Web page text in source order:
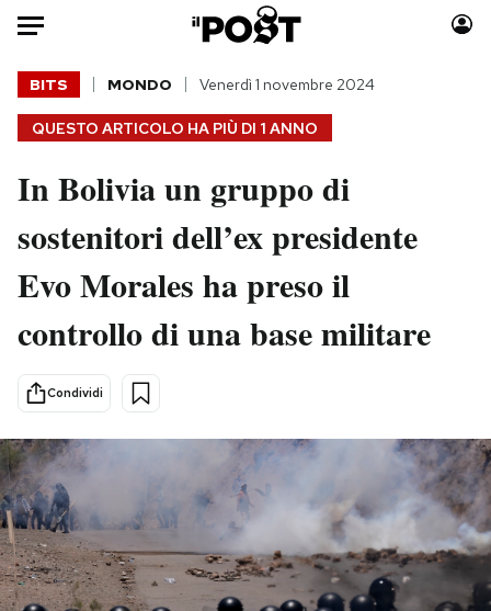
Auto
HOME
Italia
Politica
Tecnologia
Scienza
Cultura
Economia
Sport
Moda
Consumismi
Storie/Idee
Media
Mondiali calcio 2026
PODCAST
QUESTO ARTICOLO HA PIÙ DI 1 ANNO
BITS MONDO Venerdì 1 novembre 2024
In Bolivia un gruppo di
sostenitori dell’ex presidente
Evo Morales ha preso il
controllo di una base militare
Condividi